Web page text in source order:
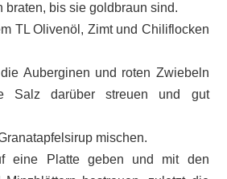
braten, bis sie goldbraun sind.
TL Olivenöl, Zimt und Chiliflocken
Auberginen und roten Zwiebeln
Salz darüber streuen und gut
mischen.
eine Platte geben und mit den